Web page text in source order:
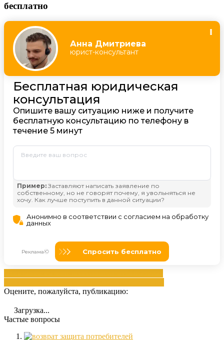
бесплатно
Оцените, пожалуйста, публикацию:
Загрузка...
Частые вопросы